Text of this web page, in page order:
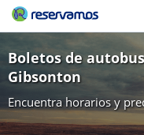
Boletos de
Gibsonton
Encuentra horarios y